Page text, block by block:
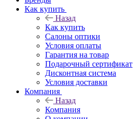
Как купить
Назад
Как купить
Салоны оптики
Условия оплаты
Гарантия на товар
Подарочный сертификат
Дисконтная система
Условия доставки
Компания
Назад
Компания